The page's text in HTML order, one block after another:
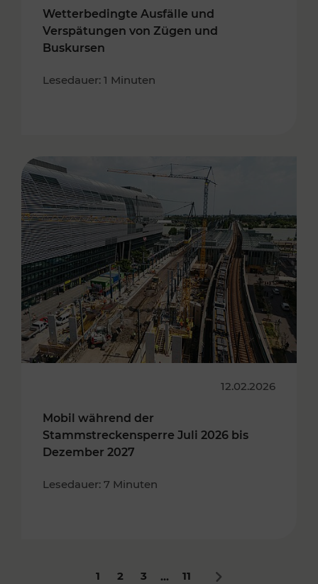
Wetterbedingte Ausfälle und
Verspätungen von Zügen und
Buskursen
Lesedauer: 1 Minuten
12.02.2026
Mobil während der
Stammstreckensperre Juli 2026 bis
Dezember 2027
Lesedauer: 7 Minuten
1 2 3 ... 11 Nächstes